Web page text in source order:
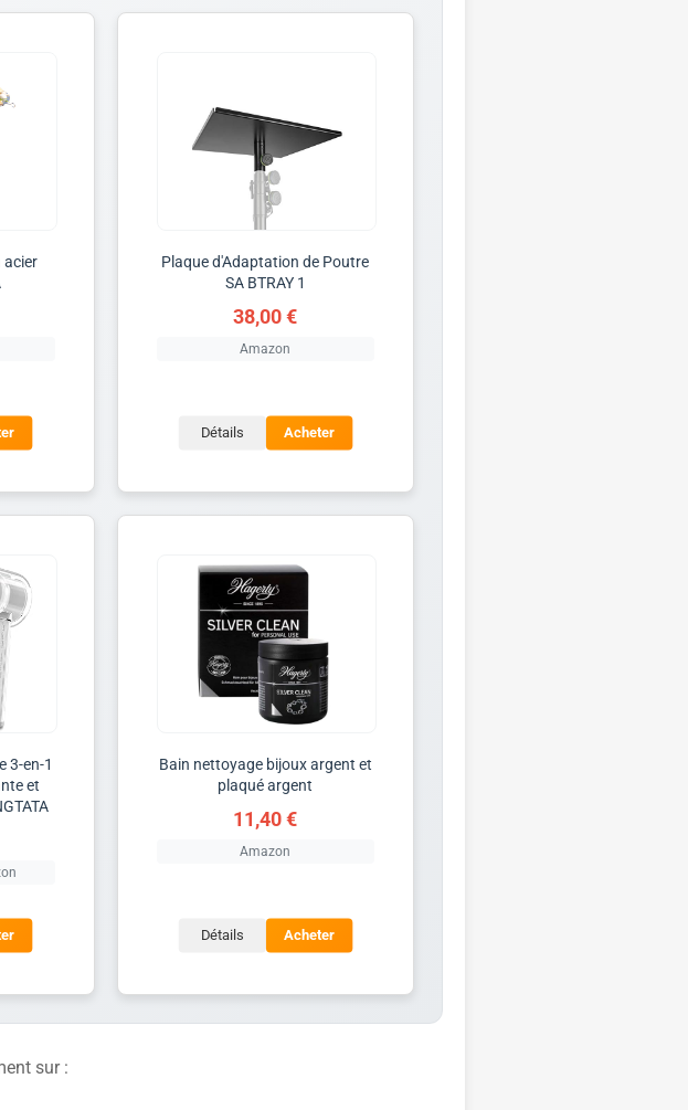
acier
Plaque d'Adaptation de Poutre
SA BTRAY 1
38,00 €
Amazon
Détails Acheter
3-en-1
et
Bain nettoyage bijoux argent et
plaqué argent
11,40 €
Amazon
Détails Acheter
sur :